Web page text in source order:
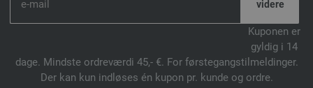
Kuponen er
gyldig i 14
dage. Mindste ordreværdi 45,- €. For førstegangstilmeldinger.
Der kan kun indløses én kupon pr. kunde og ordre.